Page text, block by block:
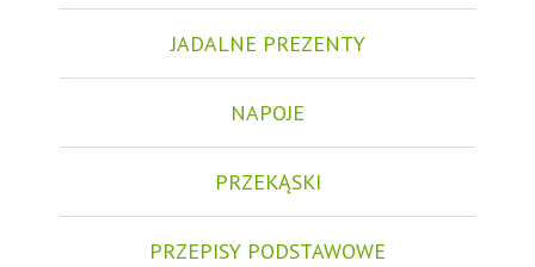
JADALNE PREZENTY
NAPOJE
PRZEKĄSKI
PRZEPISY PODSTAWOWE